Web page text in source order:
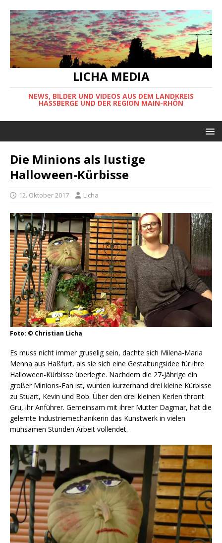
LICHA MEDIA
NEWS, BILDER UND VIDEOS AUS DEM LANDKREIS
HASSBERGE UND DER REGION MAIN-RHÖN
Die Minions als lustige
Halloween-Kürbisse
12. Oktober 2017 Licha
Foto: © Christian Licha
Es muss nicht immer gruselig sein, dachte sich Milena-Maria
Menna aus Haßfurt, als sie sich eine Gestaltungsidee für ihre
Halloween-Kürbisse überlegte. Nachdem die 27-Jährige ein
großer Minions-Fan ist, wurden kurzerhand drei kleine Kürbisse
zu Stuart, Kevin und Bob. Über den drei kleinen Kerlen thront
Gru, ihr Anführer. Gemeinsam mit ihrer Mutter Dagmar, hat die
gelernte Industriemechanikerin das Kunstwerk in vielen
mühsamen Stunden Arbeit vollendet.